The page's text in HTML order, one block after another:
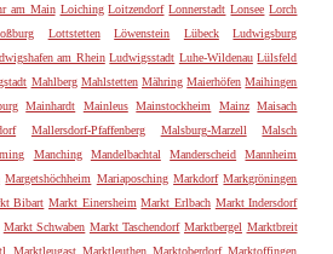
am Main Loiching Loitzendorf Lonnerstadt Lonsee Lorch
Lottstetten Löwenstein Lübeck
Ludwigsburg
am Rhein Ludwigsstadt Luhe-Wildenau Lülsfeld
Mahlberg Mahlstetten Mähring Maierhöfen Maihingen
Mainhardt Mainleus Mainstockheim Mainz Maisach
Mallersdorf-Pfaffenberg Malsburg-Marzell
Malsch
Manching Mandelbachtal Manderscheid
Mannheim
Margetshöchheim Mariaposching Markdorf Markgröningen
Bibart Markt Einersheim Markt Erlbach Markt Indersdorf
Markt Schwaben Markt Taschendorf Marktbergel Marktbreit
Marktleugast Marktleuthen Marktoberdorf Marktoffingen